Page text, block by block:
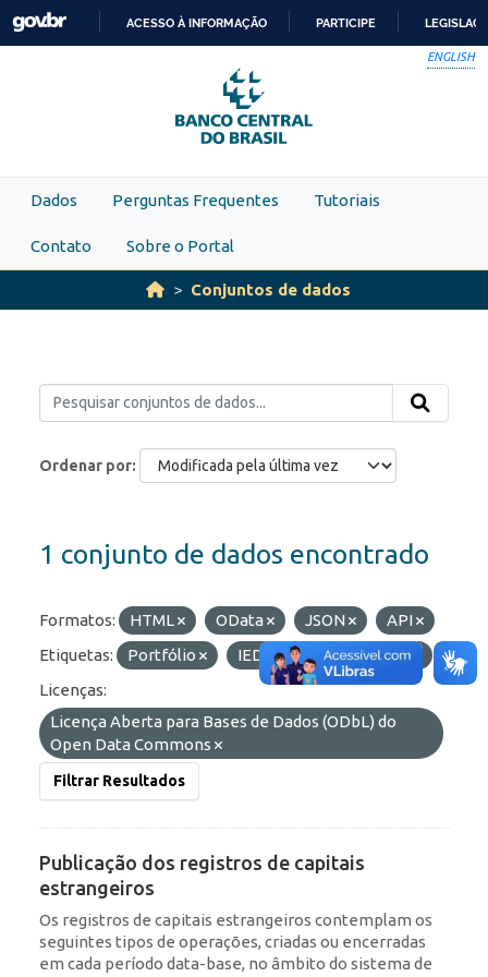
Skip to main content
PARA
O
CONTEÚDO
ACESSO À INFORMAÇÃO PARTICIPE
ENGLISH
Dados Perguntas Frequentes Tutoriais
Contato Sobre o Portal
Conjuntos de dados
Ordenar por
1 conjunto de dados encontrado
Formatos: HTML OData JSON
API
Etiquetas:
Portfólio IED RDE
ROF
Licenças:
Licença Aberta para Bases de Dados (ODbL) do
Open Data Commons
Filtrar Resultados
Publicação dos registros de capitais
estrangeiros
Os registros de capitais estrangeiros contemplam os
seguintes tipos de operações, criadas ou encerradas
em cada período data-base, no âmbito do sistema de